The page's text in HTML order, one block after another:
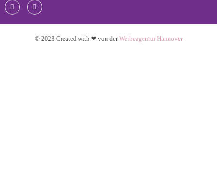
© 2023 Created with ❤ von derWerbeagentur Hannover